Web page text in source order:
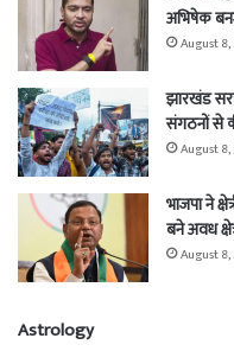
अभिषेक
August
झारखंड
संगठनों से
August
भाजपा ने
बने अवध
August
Astrology